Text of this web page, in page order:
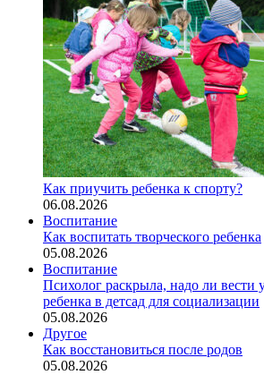
Как приучить ребенка к спорту?
06.08.2026
Воспитание
Как воспитать творческого ребенка
05.08.2026
Воспитание
Психолог раскрыла, надо ли вести
ребенка в детсад для социализации
05.08.2026
Другое
Как восстановиться после родов
05.08.2026